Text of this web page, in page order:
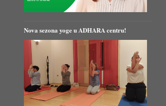
Nova sezona yoge u ADHARA centru!